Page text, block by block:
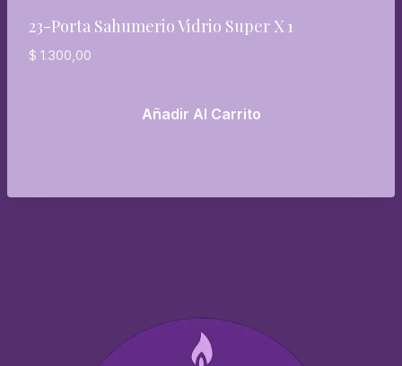
23-Porta Sahumerio Vidrio Super X 1
$ 1.300,00
Añadir Al Carrito